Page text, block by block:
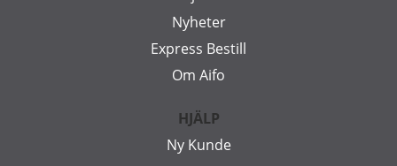
Nyheter
Express Bestill
Om Aifo
HJÄLP
Ny Kunde